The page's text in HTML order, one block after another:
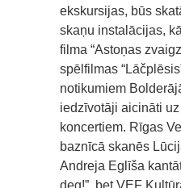
ekskursijas, būs
skaņu instalācijas,
filma “Astoņas
spēlfilmas
notikumiem
iedzīvotāji aicināti
koncertiem. Rīgas
baznīcā skanēs
Andreja Eglīša